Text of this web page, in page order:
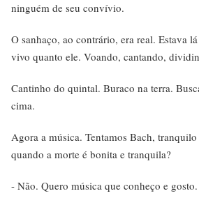
ninguém de seu convívio.
O sanhaço, ao contrário, era real. Estava
vivo quanto ele. Voando, cantando,
Cantinho do quintal. Buraco na terra.
cima.
Agora a música. Tentamos Bach,
quando a morte é bonita e tranquila?
- Não. Quero música que conheço e gosto.